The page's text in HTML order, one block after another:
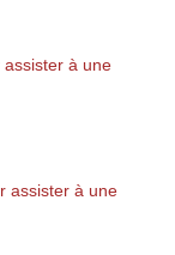
à une
assister à une